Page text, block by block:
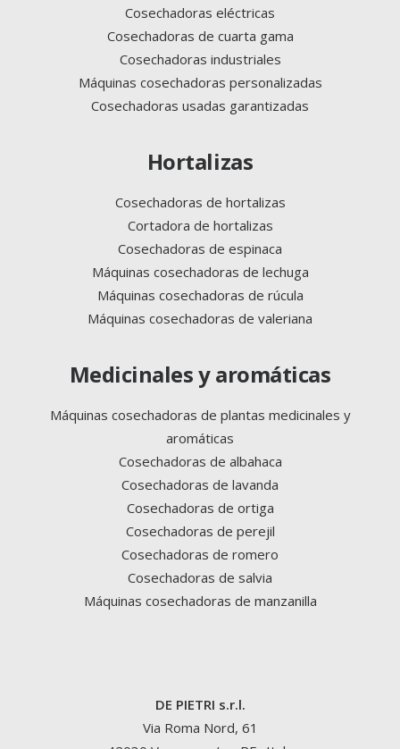
Cosechadoras eléctricas
Cosechadoras de cuarta gama
Cosechadoras industriales
Máquinas cosechadoras personalizadas
Cosechadoras usadas garantizadas
Hortalizas
Cosechadoras de hortalizas
Cortadora de hortalizas
Cosechadoras de espinaca
Máquinas cosechadoras de lechuga
Máquinas cosechadoras de rúcula
Máquinas cosechadoras de valeriana
Medicinales y aromáticas
Máquinas cosechadoras de plantas medicinales y
aromáticas
Cosechadoras de albahaca
Cosechadoras de lavanda
Cosechadoras de ortiga
Cosechadoras de perejil
Cosechadoras de romero
Cosechadoras de salvia
Máquinas cosechadoras de manzanilla
DE PIETRI s.r.l.
Via Roma Nord, 61